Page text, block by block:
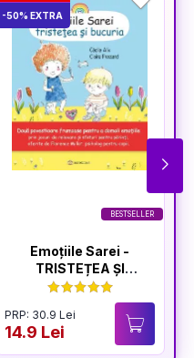
BESTSELLER
-50% EXTRA
Emoțiile Sarei -
TRISTEȚEA ȘI
BUCURIA
PRP: 30.9 Lei
14.9 Lei